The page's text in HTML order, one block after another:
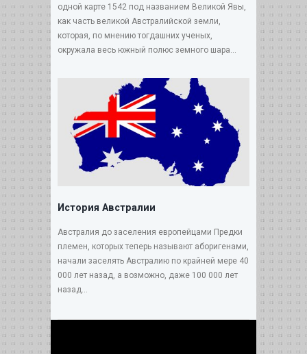
одной карте 1542 под названием Великой Явы,
как часть великой Австралийской земли,
которая, по мнению тогдашних ученых,
окружала весь южный полюс земного шара...
История Австралии
Австралия до заселения европейцами Предки
племен, которых теперь называют аборигенами,
начали заселять Австралию по крайней мере 40
000 лет назад, а возможно, даже 100 000 лет
назад...